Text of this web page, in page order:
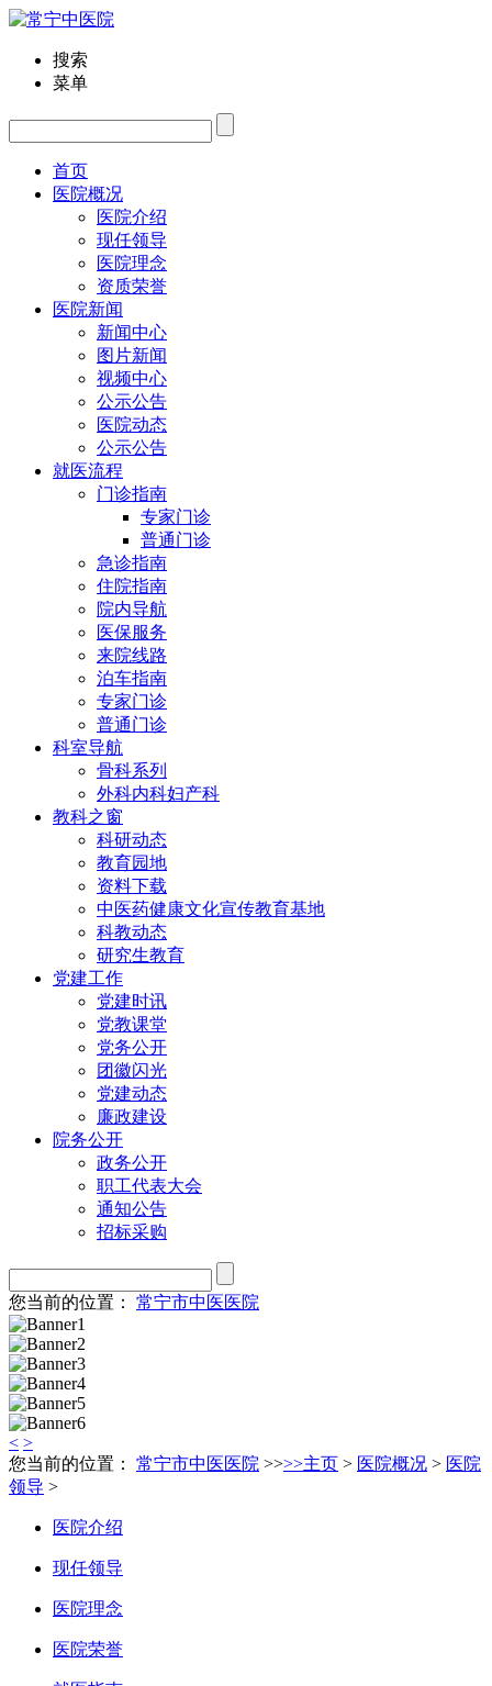
搜索
菜单
首页
医院概况
医院介绍
现任领导
医院理念
资质荣誉
医院新闻
新闻中心
图片新闻
视频中心
公示公告
医院动态
公示公告
就医流程
门诊指南
专家门诊
普通门诊
急诊指南
住院指南
院内导航
医保服务
来院线路
泊车指南
专家门诊
普通门诊
科室导航
骨科系列
外科内科妇产科
教科之窗
科研动态
教育园地
资料下载
中医药健康文化宣传教育基地
科教动态
研究生教育
党建工作
党建时讯
党教课堂
党务公开
团徽闪光
党建动态
廉政建设
院务公开
政务公开
职工代表大会
通知公告
招标采购
您当前的位置： 常宁市中医医院
< >
您当前的位置： 常宁市中医医院 >>>>主页 > 医院概况 > 医院
领导 >
医院介绍
现任领导
医院理念
医院荣誉